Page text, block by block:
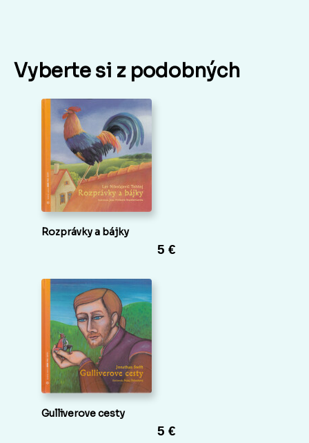
Vyberte si z podobných
Rozprávky a bájky
5 €
Gulliverove cesty
5 €